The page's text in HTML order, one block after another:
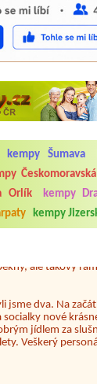
kempy Šumava
Orlík kempy
kempy
vždy čisto,
samozřejmost.
si připadala jak
jsme dva. Na
nové
jídlem za
Veškerý